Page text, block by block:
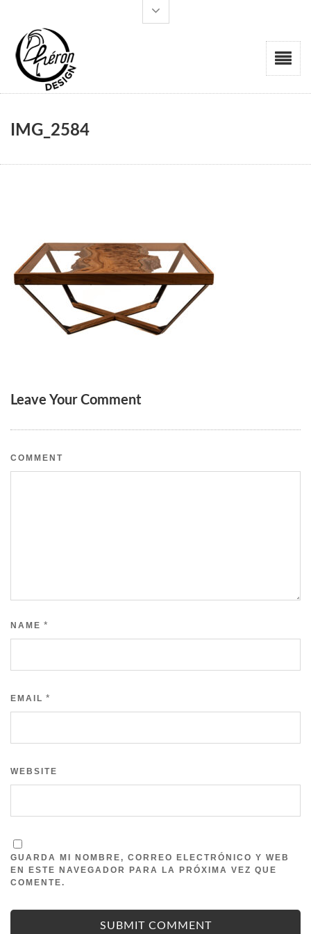
IMG_2584
Leave Your Comment
COMMENT
NAME *
EMAIL *
WEBSITE
GUARDA MI NOMBRE, CORREO ELECTRÓNICO Y WEB
EN ESTE NAVEGADOR PARA LA PRÓXIMA VEZ QUE
COMENTE.